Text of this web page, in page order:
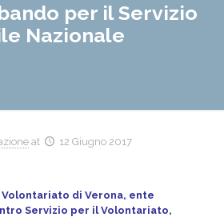
per il Servizio
Nazionale
at 12 Giugno 2017
di Verona, ente
Servizio per il Volontariato,